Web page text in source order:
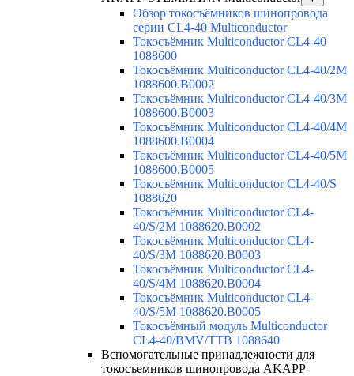
Обзор токосъёмников шинопровода
серии CL4-40 Multiconductor
Токосъёмник Multiconductor CL4-40
1088600
Токосъёмник Multiconductor CL4-40/2M
1088600.B0002
Токосъёмник Multiconductor CL4-40/3M
1088600.B0003
Токосъёмник Multiconductor CL4-40/4M
1088600.B0004
Токосъёмник Multiconductor CL4-40/5M
1088600.B0005
Токосъёмник Multiconductor CL4-40/S
1088620
Токосъёмник Multiconductor CL4-
40/S/2M 1088620.B0002
Токосъёмник Multiconductor CL4-
40/S/3M 1088620.B0003
Токосъёмник Multiconductor CL4-
40/S/4M 1088620.B0004
Токосъёмник Multiconductor CL4-
40/S/5M 1088620.B0005
Токосъёмный модуль Multiconductor
CL4-40/BMV/TTB 1088640
Вспомогательные принадлежности для
токосъемников шинопровода AKAPP-